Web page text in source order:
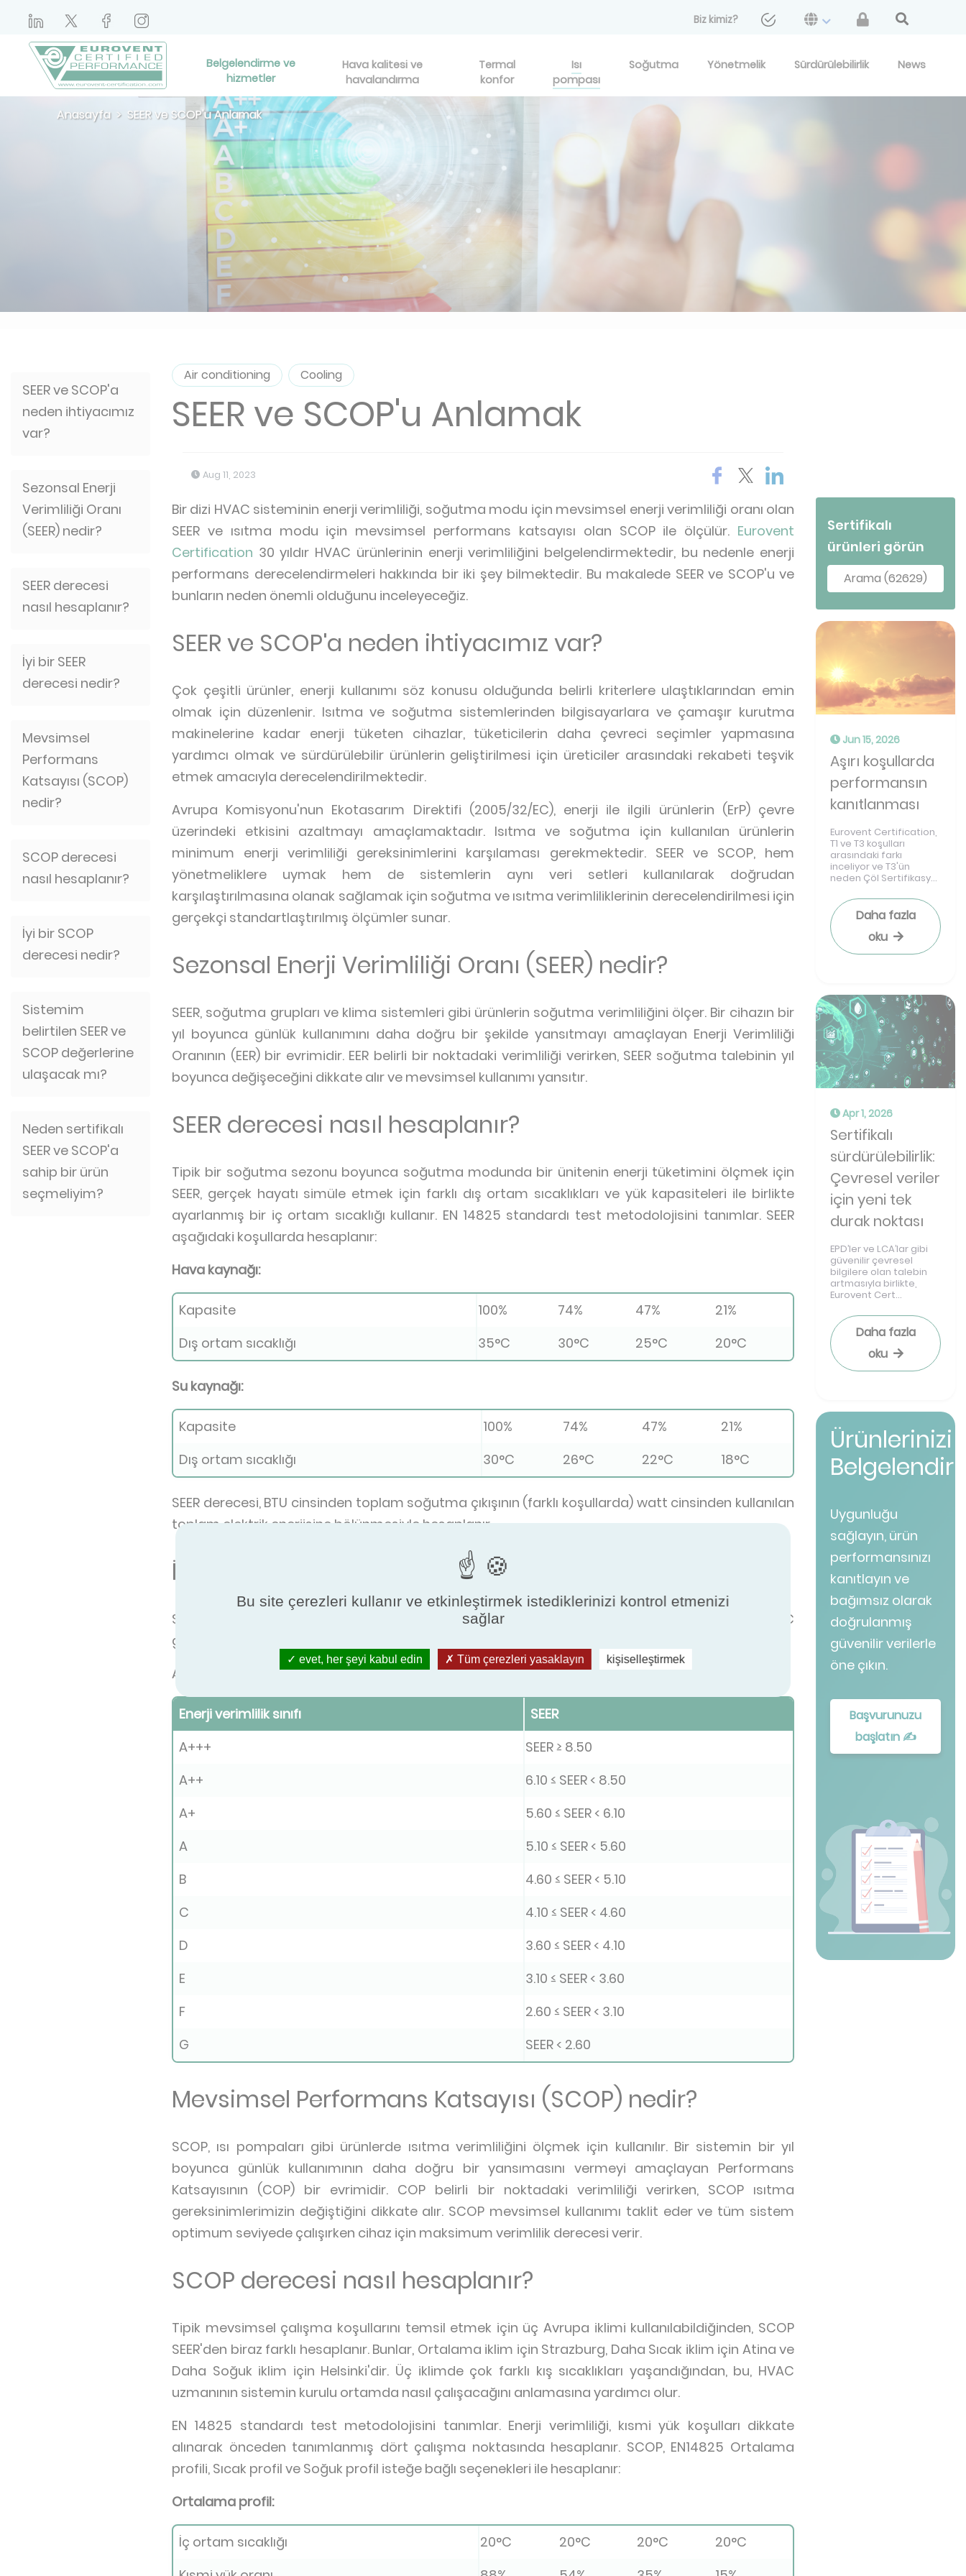
Biz kimiz?
Belgelendirme ve
hizmetler
Hava kalitesi ve
havalandırma
Termal
konfor
Isı
pompası
Soğutma Yönetmelik Sürdürülebilirlik News
Anasayfa SEER ve SCOP'u Anlamak
SEER ve SCOP'a
neden ihtiyacımız
var?
Sezonsal Enerji
Verimliliği Oranı
(SEER) nedir?
SEER derecesi
nasıl hesaplanır?
İyi bir SEER
derecesi nedir?
Mevsimsel
Performans
Katsayısı (SCOP)
nedir?
SCOP derecesi
nasıl hesaplanır?
İyi bir SCOP
derecesi nedir?
Sistemim
belirtilen SEER ve
SCOP değerlerine
ulaşacak mı?
Neden sertifikalı
SEER ve SCOP'a
sahip bir ürün
seçmeliyim?
Air conditioning Cooling
SEER ve SCOP'u Anlamak
Aug 11, 2023
Bir dizi HVAC sisteminin enerji verimliliği, soğutma modu için mevsimsel enerji verimliliği oranı olan
SEER ve ısıtma modu için mevsimsel performans katsayısı olan SCOP ile ölçülür. Eurovent
Certification 30 yıldır HVAC ürünlerinin enerji verimliliğini belgelendirmektedir, bu nedenle enerji
performans derecelendirmeleri hakkında bir iki şey bilmektedir. Bu makalede SEER ve SCOP'u ve
bunların neden önemli olduğunu inceleyeceğiz.
SEER ve SCOP'a neden ihtiyacımız var?
Çok çeşitli ürünler, enerji kullanımı söz konusu olduğunda belirli kriterlere ulaştıklarından emin
olmak için düzenlenir. Isıtma ve soğutma sistemlerinden bilgisayarlara ve çamaşır kurutma
makinelerine kadar enerji tüketen cihazlar, tüketicilerin daha çevreci seçimler yapmasına
yardımcı olmak ve sürdürülebilir ürünlerin geliştirilmesi için üreticiler arasındaki rekabeti teşvik
etmek amacıyla derecelendirilmektedir.
Avrupa Komisyonu'nun Ekotasarım Direktifi (2005/32/EC), enerji ile ilgili ürünlerin (ErP) çevre
üzerindeki etkisini azaltmayı amaçlamaktadır. Isıtma ve soğutma için kullanılan ürünlerin
minimum enerji verimliliği gereksinimlerini karşılaması gerekmektedir. SEER ve SCOP, hem
yönetmeliklere uymak hem de sistemlerin aynı veri setleri kullanılarak doğrudan
karşılaştırılmasına olanak sağlamak için soğutma ve ısıtma verimliliklerinin derecelendirilmesi için
gerçekçi standartlaştırılmış ölçümler sunar.
Sezonsal Enerji Verimliliği Oranı (SEER) nedir?
SEER, soğutma grupları ve klima sistemleri gibi ürünlerin soğutma verimliliğini ölçer. Bir cihazın bir
yıl boyunca günlük kullanımını daha doğru bir şekilde yansıtmayı amaçlayan Enerji Verimliliği
Oranının (EER) bir evrimidir. EER belirli bir noktadaki verimliliği verirken, SEER soğutma talebinin yıl
boyunca değişeceğini dikkate alır ve mevsimsel kullanımı yansıtır.
SEER derecesi nasıl hesaplanır?
Tipik bir soğutma sezonu boyunca soğutma modunda bir ünitenin enerji tüketimini ölçmek için
SEER, gerçek hayatı simüle etmek için farklı dış ortam sıcaklıkları ve yük kapasiteleri ile birlikte
ayarlanmış bir iç ortam sıcaklığı kullanır. EN 14825 standardı test metodolojisini tanımlar. SEER
aşağıdaki koşullarda hesaplanır:
Hava kaynağı:
Kapasite 100% 74% 47%
21%
Dış ortam sıcaklığı
35°C 30°C 25°C 20°C
Su kaynağı:
Kapasite 100% 74% 47%
21%
Dış ortam sıcaklığı
30°C 26°C 22°C 18°C
SEER derecesi, BTU cinsinden toplam soğutma çıkışının (farklı koşullarda) watt cinsinden kullanılan
toplam elektrik enerjisine bölünmesiyle hesaplanır.
İyi bir SEER derecesi nedir?
SEER derecesi ne kadar yüksekse, sistemin maksimum verimliliği de o kadar yüksektir. SEER, HVAC
geçmişi ve bilgisi ne olursa olsun, herkesin anlaması kolay, değerli ve somut bir rakam sunar.
Aşağıda 12kW'ın altındaki havadan havaya ürünler için SEER derecelerine bir örnek verilmiştir:
Enerji verimlilik sınıfı
SEER
A+++
SEER ≥ 8.50
A++
6.10 ≤ SEER < 8.50
A+
5.60 ≤ SEER < 6.10
A
5.10 ≤ SEER < 5.60
B
4.60 ≤ SEER < 5.10
C
4.10 ≤ SEER < 4.60
D
3.60 ≤ SEER < 4.10
E
3.10 ≤ SEER < 3.60
F
2.60 ≤ SEER < 3.10
G
SEER < 2.60
Mevsimsel Performans Katsayısı (SCOP) nedir?
SCOP, ısı pompaları gibi ürünlerde ısıtma verimliliğini ölçmek için kullanılır. Bir sistemin bir yıl
boyunca günlük kullanımının daha doğru bir yansımasını vermeyi amaçlayan Performans
Katsayısının (COP) bir evrimidir. COP belirli bir noktadaki verimliliği verirken, SCOP ısıtma
gereksinimlerimizin değiştiğini dikkate alır. SCOP mevsimsel kullanımı taklit eder ve tüm sistem
optimum seviyede çalışırken cihaz için maksimum verimlilik derecesi verir.
SCOP derecesi nasıl hesaplanır?
Tipik mevsimsel çalışma koşullarını temsil etmek için üç Avrupa iklimi kullanılabildiğinden, SCOP
SEER'den biraz farklı hesaplanır. Bunlar, Ortalama iklim için Strazburg, Daha Sıcak iklim için Atina ve
Daha Soğuk iklim için Helsinki'dir. Üç iklimde çok farklı kış sıcaklıkları yaşandığından, bu, HVAC
uzmanının sistemin kurulu ortamda nasıl çalışacağını anlamasına yardımcı olur.
EN 14825 standardı test metodolojisini tanımlar. Enerji verimliliği, kısmi yük koşulları dikkate
alınarak önceden tanımlanmış dört çalışma noktasında hesaplanır. SCOP, EN14825 Ortalama
profili, Sıcak profil ve Soğuk profil isteğe bağlı seçenekleri ile hesaplanır:
Ortalama profil:
İç ortam sıcaklığı 20°C 20°C 20°C
20°C
Sertifikalı
ürünleri görün
Arama (62629)
Jun 15, 2026
Aşırı koşullarda
performansın
kanıtlanması
Eurovent Certification,
T1 ve T3 koşulları
arasındaki farkı
inceliyor ve T3'ün
neden Çöl Sertifikasy...
Daha fazla
oku
Apr 1, 2026
Sertifikalı
sürdürülebilirlik:
Çevresel veriler
için yeni tek
durak noktası
EPD’ler ve LCA’lar gibi
güvenilir çevresel
bilgilere olan talebin
artmasıyla birlikte,
Eurovent Cert...
Daha fazla
oku
Ürünlerinizi
Uygunluğu
sağlayın, ürün
performansınızı
kanıtlayın ve
bağımsız olarak
doğrulanmış
güvenilir verilerle
öne çıkın.
Başvurunuzu
başlatın ✍
Bu site çerezleri kullanır ve etkinleştirmek istediklerinizi kontrol etmenizi
sağlar
evet, her şeyi kabul edin Tüm çerezleri yasaklayın kişiselleştirmek